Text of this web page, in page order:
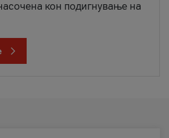
кон подигнување на